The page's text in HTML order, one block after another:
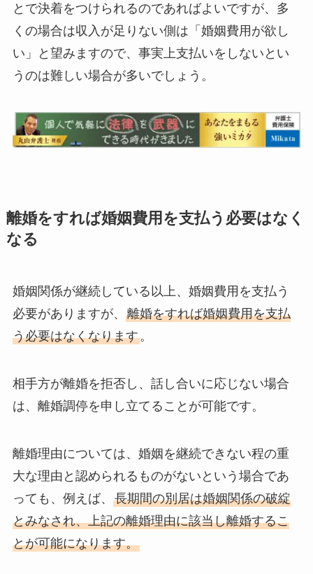
とで決着をつけられるのであればよいですが、多
くの場合は収入が足りない側は「婚姻費用が欲し
い」と望みますので、事実上支払いをしないとい
うのは難しい場合が多いでしょう。
離婚をすれば婚姻費用を支払う必要はなく
なる
婚姻関係が継続している以上、婚姻費用を支払う
必要がありますが、 離婚をすれば婚姻費用を支払
う必要はなくなります。
相手方が離婚を拒否し、話し合いに応じない場合
は、離婚調停を申し立てることが可能です。
離婚理由については、婚姻を継続できない程の重
大な理由と認められるものがないという場合であ
っても、例えば、 長期間の別居は婚姻関係の破綻
とみなされ、上記の離婚理由に該当し離婚するこ
とが可能になります。